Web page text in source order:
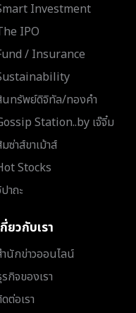
Investment
IPO
/ Insurance
ทรัพย์ดิจิทัล/ทองคำ
Station..by เจ๊จิ๋ม
ซ่าส์ขาเม้าส์
Stocks
าถะ
ยวกับเรา
นักข่าวออนไลน์
กิจของเรา
ต่อเรา